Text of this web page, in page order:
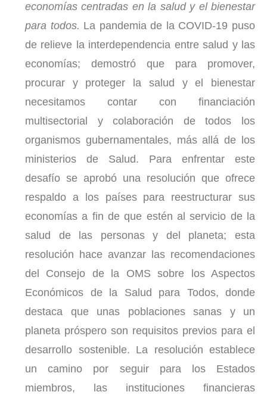
economías centradas en la salud y el bienestar
para todos. La pandemia de la COVID-19 puso
de relieve la interdependencia entre salud y las
economías; demostró que para promover,
procurar y proteger la salud y el bienestar
necesitamos contar con financiación
multisectorial y colaboración de todos los
organismos gubernamentales, más allá de los
ministerios de Salud. Para enfrentar este
desafío se aprobó una resolución que ofrece
respaldo a los países para reestructurar sus
economías a fin de que estén al servicio de la
salud de las personas y del planeta; esta
resolución hace avanzar las recomendaciones
del Consejo de la OMS sobre los Aspectos
Económicos de la Salud para Todos, donde
destaca que unas poblaciones sanas y un
planeta próspero son requisitos previos para el
desarrollo sostenible. La resolución establece
un camino por seguir para los Estados
miembros, las instituciones financieras